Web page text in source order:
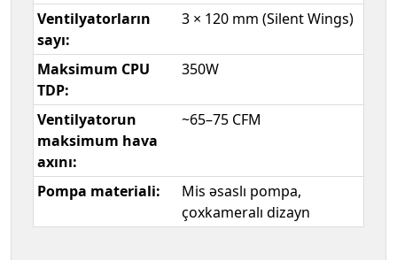
Ventilyatorların
sayı:
3 × 120 mm (Silent Wings)
Maksimum CPU
TDP:
350W
Ventilyatorun
maksimum hava
axını:
~65–75 CFM
Pompa materiali:
Mis əsaslı pompa,
çoxkameralı dizayn